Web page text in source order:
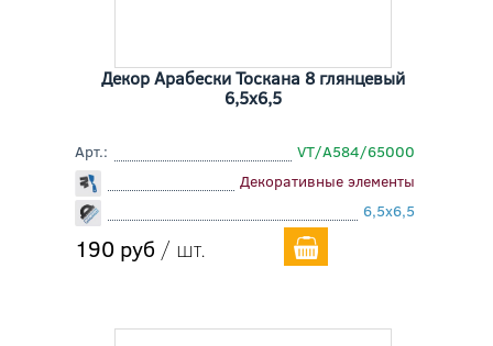
Декор Арабески Тоскана 8 глянцевый
6,5x6,5
Арт.:
VT/A584/65000
Декоративные элементы
6,5x6,5
190 руб / шт.